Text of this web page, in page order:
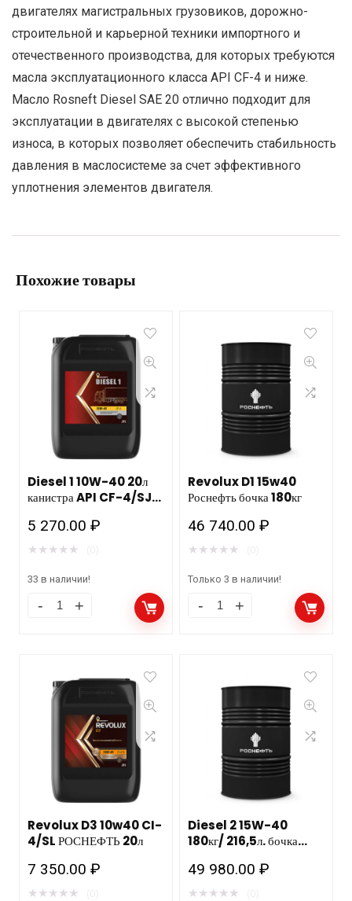
двигателях магистральных грузовиков, дорожно-
строительной и карьерной техники импортного и
отечественного производства, для которых требуются
масла эксплуатационного класса API CF-4 и ниже.
Масло Rosneft Diesel SAE 20 отлично подходит для
эксплуатации в двигателях с высокой степенью
износа, в которых позволяет обеспечить стабильность
давления в маслосистеме за счет эффективного
уплотнения элементов двигателя.
Похожие товары
Diesel 1 10W-40 20л
канистра API CF-4/SJ
5 270.00₽
★ ★ ★ ★ ★
33 в наличии!
Revolux D1 15w40
Роснефть бочка 180кг
46 740.00₽
★ ★ ★ ★ ★
Только 3 в наличии!
Revolux D3 10w40 CI-
4/SL РОСНЕФТЬ 20л
7 350.00₽
★ ★ ★ ★ ★
Diesel 2 15W-40
180кг/ 216,5л. бочка
49 980.00₽
★ ★ ★ ★ ★